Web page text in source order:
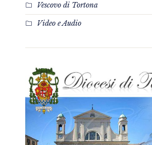
Vescovo di Tortona
Video e Audio